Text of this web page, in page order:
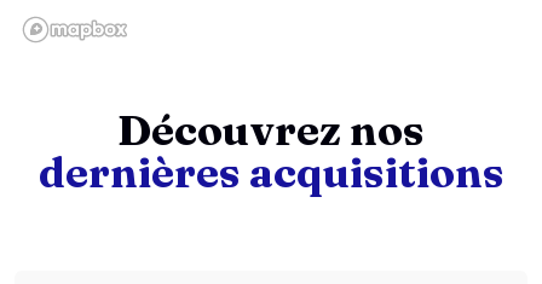
Découvrez nos
dernières acquisitions